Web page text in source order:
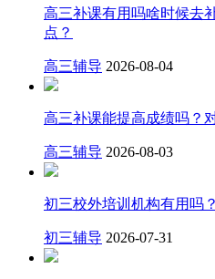
高三补课有用吗啥时候去
点？
高三辅导 2026-08-04
高三补课能提高成绩吗？
高三辅导 2026-08-03
初三校外培训机构有用吗
初三辅导 2026-07-31